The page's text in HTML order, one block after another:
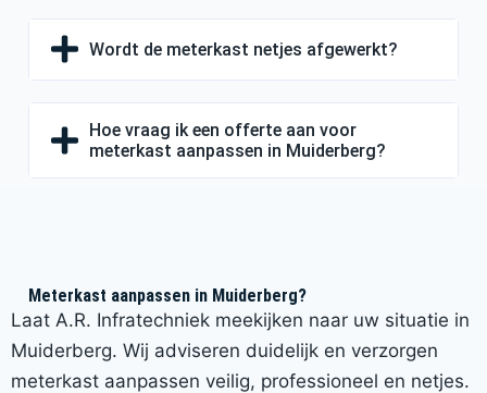
Wordt de meterkast netjes afgewerkt?
Hoe vraag ik een offerte aan voor
meterkast aanpassen in Muiderberg?
Meterkast aanpassen in Muiderberg?
Laat A.R. Infratechniek meekijken naar uw situatie in
Muiderberg. Wij adviseren duidelijk en verzorgen
meterkast aanpassen veilig, professioneel en netjes.